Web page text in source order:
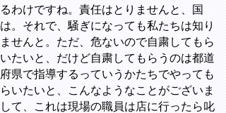
るわけですね。責任はとりませんと、国
は。それで、騒ぎになっても私たちは知り
ませんと。ただ、危ないので自粛してもら
いたいと、だけど自粛してもらうのは都道
府県で指導するっていうかたちでやっても
らいたいと、こんなようなことがございま
して、これは現場の職員は店に行ったら叱